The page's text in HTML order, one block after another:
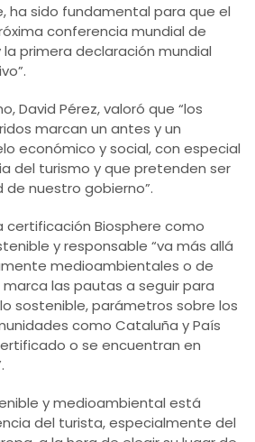
ha sido fundamental para que el
conferencia mundial de
primera declaración mundial
David Pérez, valoró que “los
marcan un antes y un
económico y social, con especial
del turismo y que pretenden ser
nuestro gobierno”.
certificación Biosphere como
y responsable “va más allá
medioambientales o de
las pautas a seguir para
sostenible, parámetros sobre los
como Cataluña y País
o se encuentran en
y medioambiental está
del turista, especialmente del